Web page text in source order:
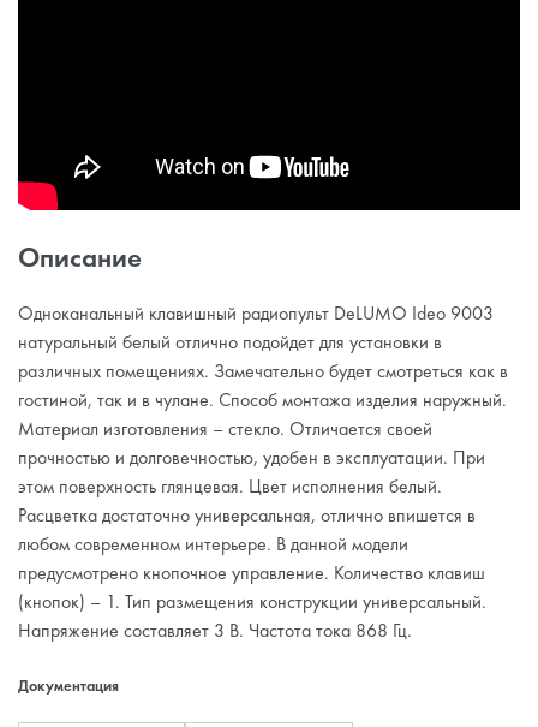
Описание
Одноканальный клавишный радиопульт DeLUMO Ideo 9003
натуральный белый отлично подойдет для установки в
различных помещениях. Замечательно будет смотреться как в
гостиной, так и в чулане. Способ монтажа изделия наружный.
Материал изготовления – стекло. Отличается своей
прочностью и долговечностью, удобен в эксплуатации. При
этом поверхность глянцевая. Цвет исполнения белый.
Расцветка достаточно универсальная, отлично впишется в
любом современном интерьере. В данной модели
предусмотрено кнопочное управление. Количество клавиш
(кнопок) – 1. Тип размещения конструкции универсальный.
Напряжение составляет 3 В. Частота тока 868 Гц.
Документация